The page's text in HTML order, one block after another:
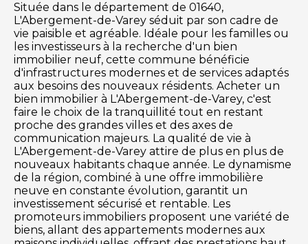
Située dans le département de 01640,
L'Abergement-de-Varey séduit par son cadre de
vie paisible et agréable. Idéale pour les familles ou
les investisseurs à la recherche d'un bien
immobilier neuf, cette commune bénéficie
d'infrastructures modernes et de services adaptés
aux besoins des nouveaux résidents. Acheter un
bien immobilier à L'Abergement-de-Varey, c'est
faire le choix de la tranquillité tout en restant
proche des grandes villes et des axes de
communication majeurs. La qualité de vie à
L'Abergement-de-Varey attire de plus en plus de
nouveaux habitants chaque année. Le dynamisme
de la région, combiné à une offre immobilière
neuve en constante évolution, garantit un
investissement sécurisé et rentable. Les
promoteurs immobiliers proposent une variété de
biens, allant des appartements modernes aux